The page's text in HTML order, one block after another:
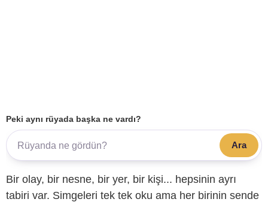
Peki aynı rüyada başka ne vardı?
Ara
Bir olay, bir nesne, bir yer, bir kişi... hepsinin ayrı
tabiri var. Simgeleri tek tek oku ama her birinin sende